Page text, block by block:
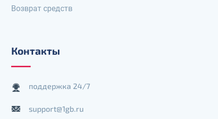
Возврат средств
Контакты
поддержка 24/7
support@1gb.ru